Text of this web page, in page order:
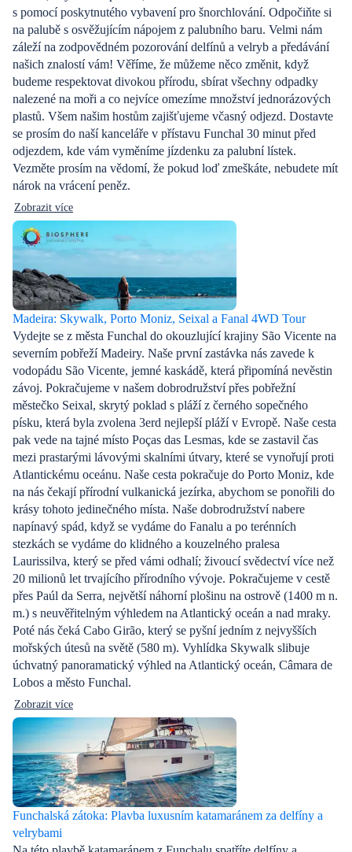
s pomocí poskytnutého vybavení pro šnorchlování. Odpočiňte si
na palubě s osvěžujícím nápojem z palubního baru. Velmi nám
záleží na zodpovědném pozorování delfínů a velryb a předávání
našich znalostí vám! Věříme, že můžeme něco změnit, když
budeme respektovat divokou přírodu, sbírat všechny odpadky
nalezené na moři a co nejvíce omezíme množství jednorázových
plastů. Všem našim hostům zajišťujeme včasný odjezd. Dostavte
se prosím do naší kanceláře v přístavu Funchal 30 minut před
odjezdem, kde vám vyměníme jízdenku za palubní lístek.
Vezměte prosím na vědomí, že pokud loď zmeškáte, nebudete mít
nárok na vrácení peněz.
Zobrazit více
Madeira: Skywalk, Porto Moniz, Seixal a Fanal 4WD Tour
Vydejte se z města Funchal do okouzlující krajiny São Vicente na
severním pobřeží Madeiry. Naše první zastávka nás zavede k
vodopádu São Vicente, jemné kaskádě, která připomíná nevěstin
závoj. Pokračujeme v našem dobrodružství přes pobřežní
městečko Seixal, skrytý poklad s pláží z černého sopečného
písku, která byla zvolena 3erd nejlepší pláží v Evropě. Naše cesta
pak vede na tajné místo Poças das Lesmas, kde se zastavil čas
mezi prastarými lávovými skalními útvary, které se vynořují proti
Atlantickému oceánu. Naše cesta pokračuje do Porto Moniz, kde
na nás čekají přírodní vulkanická jezírka, abychom se ponořili do
krásy tohoto jedinečného místa. Naše dobrodružství nabere
napínavý spád, když se vydáme do Fanalu a po terénních
stezkách se vydáme do klidného a kouzelného pralesa
Laurissilva, který se před vámi odhalí; živoucí svědectví více než
20 milionů let trvajícího přírodního vývoje. Pokračujeme v cestě
přes Paúl da Serra, největší náhorní plošinu na ostrově (1400 m n.
m.) s neuvěřitelným výhledem na Atlantický oceán a nad mraky.
Poté nás čeká Cabo Girão, který se pyšní jedním z nejvyšších
mořských útesů na světě (580 m). Vyhlídka Skywalk slibuje
úchvatný panoramatický výhled na Atlantický oceán, Câmara de
Lobos a město Funchal.
Zobrazit více
Funchalská zátoka: Plavba luxusním katamaránem za delfíny a
velrybami